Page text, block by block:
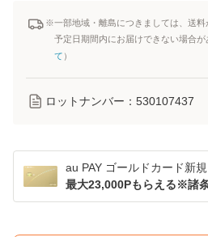
※一部地域・離島につきましては、送
予定日期間内にお届けできない場合が
て ）
ロットナンバー： 530107437
au PAY ゴールドカード新
最大23,000Pもらえる※諸